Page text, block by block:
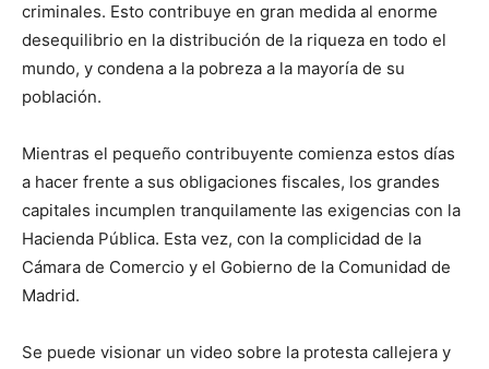
criminales. Esto contribuye en gran medida al enorme
desequilibrio en la distribución de la riqueza en todo el
mundo, y condena a la pobreza a la mayoría de su
población.
Mientras el pequeño contribuyente comienza estos días
a hacer frente a sus obligaciones fiscales, los grandes
capitales incumplen tranquilamente las exigencias con la
Hacienda Pública. Esta vez, con la complicidad de la
Cámara de Comercio y el Gobierno de la Comunidad de
Madrid.
Se puede visionar un video sobre la protesta callejera y